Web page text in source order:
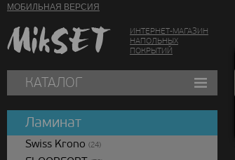
МОБИЛЬНАЯ ВЕРСИЯ
ИНТЕРНЕТ-МАГАЗИН
НАПОЛЬНЫХ
ПОКРЫТИЙ
КАТАЛОГ
Ламинат
Swiss Krono (24)